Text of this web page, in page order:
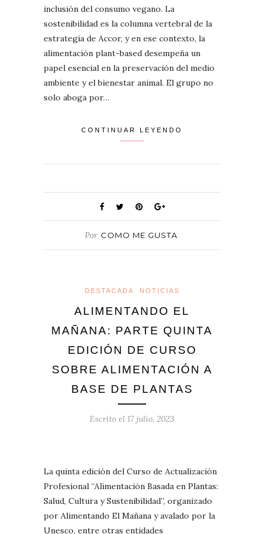
inclusión del consumo vegano. La
sostenibilidad es la columna vertebral de la
estrategia de Accor, y en ese contexto, la
alimentación plant-based desempeña un
papel esencial en la preservación del medio
ambiente y el bienestar animal. El grupo no
solo aboga por…
CONTINUAR LEYENDO
Por COMO ME GUSTA
DESTACADA NOTICIAS
ALIMENTANDO EL
MAÑANA: PARTE QUINTA
EDICIÓN DE CURSO
SOBRE ALIMENTACIÓN A
BASE DE PLANTAS
Escrito el 17 julio, 2023
La quinta edición del Curso de Actualización
Profesional “Alimentación Basada en Plantas:
Salud, Cultura y Sustenibilidad”, organizado
por Alimentando El Mañana y avalado por la
Unesco, entre otras entidades